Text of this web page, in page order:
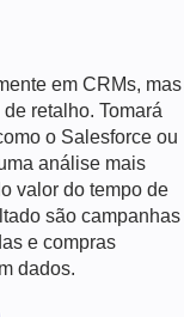
em CRMs, mas
retalho. Tomará
o Salesforce ou
análise mais
valor do tempo de
são campanhas
e compras
dados.